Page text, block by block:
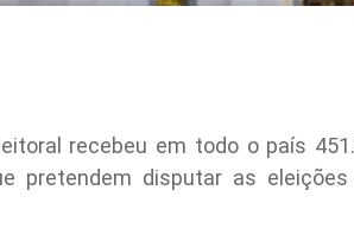
recebeu em todo o país
pretendem disputar as